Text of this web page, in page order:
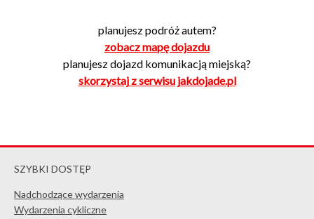
planujesz podróż autem?
zobacz mapę dojazdu
planujesz dojazd komunikacją miejską?
skorzystaj z serwisu jakdojade.pl
SZYBKI DOSTĘP
Nadchodzące wydarzenia
Wydarzenia cykliczne